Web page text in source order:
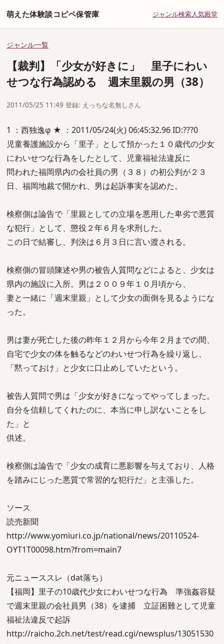
萌えた体験談コピペ保管庫 ジャンル検索人気殿堂
ジャンル一覧
【裁判】「少女が好きに」 里子にわい
せつな行為認める 週末里親の男（38）
2011/05/25 11:49 登録: えっちな名無しさん
1 ：西独逸φ ★ ：2011/05/24(火) 06:45:32.96 ID:???0
児童養護施設から「里子」として預かった１０歳代の少女
にわいせつな行為をしたとして、児童福祉法違反に
問われた福岡県内の会社員の男（３８）の初公判が２３
日、福岡地裁で開かれ、男は起訴事実を認めた。
検察側は論告で「里親としての立場を悪用した卑劣で悪質
な犯行」として、懲役２年６月を求刑した。
この日で結審し、判決は６月３日に言い渡される。
検察側の冒頭陳述や男の被告人質問などによると、少女は
県内の施設に入所。男は２００９年１０月頃から、
妻と一緒に「週末里親」として少女の面倒を見るようにな
った。
男は妻が死亡した後の昨年１２月から今年２月までの間、
自宅で少女の体を触るなどのわいせつ行為を繰り返し、
「黙っておけ」と少女に口止めしていたという。
被告人質問で男は「少女が好きになってやってしまった。
自分を信頼してくれたのに、本当に申し訳ないことをし
た」と
供述。
検察側は論告で「少女の成育に悪影響を与えており、人格
を踏みにじった悪質で常習的な犯行だ」と主張した。
ソース
読売新聞
http://www.yomiuri.co.jp/national/news/20110524-
OYT1T00098.htm?from=main7
元ニューススレ（dat落ち）
【福岡】里子の10歳代少女にわいせつな行為 準強姦容疑
で週末里親の会社員男（38）を逮捕 立証困難として児童
福祉法違反で起訴
http://raicho.2ch.net/test/read.cgi/newsplus/13051530